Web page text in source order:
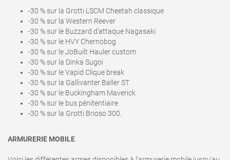
-30 % sur la Grotti LSCM Cheetah classique
-30 % sur la Western Reever
-30 % sur le Buzzard d'attaque Nagasaki
-30 % sur le HVY Chernobog
-30 % sur le JoBuilt Hauler custom
-30 % sur la Dinka Sugoi
-30 % sur le Vapid Clique break
-30 % sur la Gallivanter Baller ST
-30 % sur le Buckingham Maverick
-30 % sur le bus pénitentiaire
-30 % sur la Grotti Brioso 300.
ARMURERIE MOBILE